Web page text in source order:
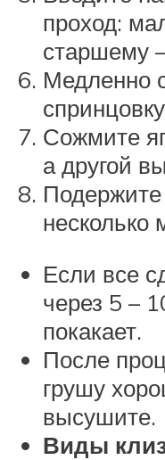
проход:
старшему
Медленно
Сожмите
а другой
несколько
Если все
через 5 –
покакает.
После
грушу
высушите.
Виды